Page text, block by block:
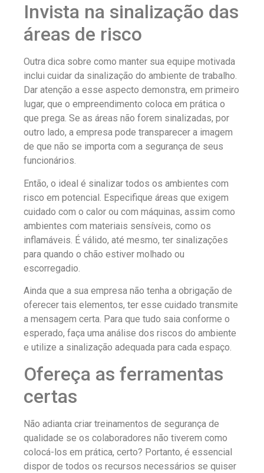
Invista na sinalização das
áreas de risco
Outra dica sobre como manter sua equipe motivada
inclui cuidar da sinalização do ambiente de trabalho.
Dar atenção a esse aspecto demonstra, em primeiro
lugar, que o empreendimento coloca em prática o
que prega. Se as áreas não forem sinalizadas, por
outro lado, a empresa pode transparecer a imagem
de que não se importa com a segurança de seus
funcionários.
Então, o ideal é sinalizar todos os ambientes com
risco em potencial. Especifique áreas que exigem
cuidado com o calor ou com máquinas, assim como
ambientes com materiais sensíveis, como os
inflamáveis. É válido, até mesmo, ter sinalizações
para quando o chão estiver molhado ou
escorregadio.
Ainda que a sua empresa não tenha a obrigação de
oferecer tais elementos, ter esse cuidado transmite
a mensagem certa. Para que tudo saia conforme o
esperado, faça uma análise dos riscos do ambiente
e utilize a sinalização adequada para cada espaço.
Ofereça as ferramentas
certas
Não adianta criar treinamentos de segurança de
qualidade se os colaboradores não tiverem como
colocá-los em prática, certo? Portanto, é essencial
dispor de todos os recursos necessários se quiser